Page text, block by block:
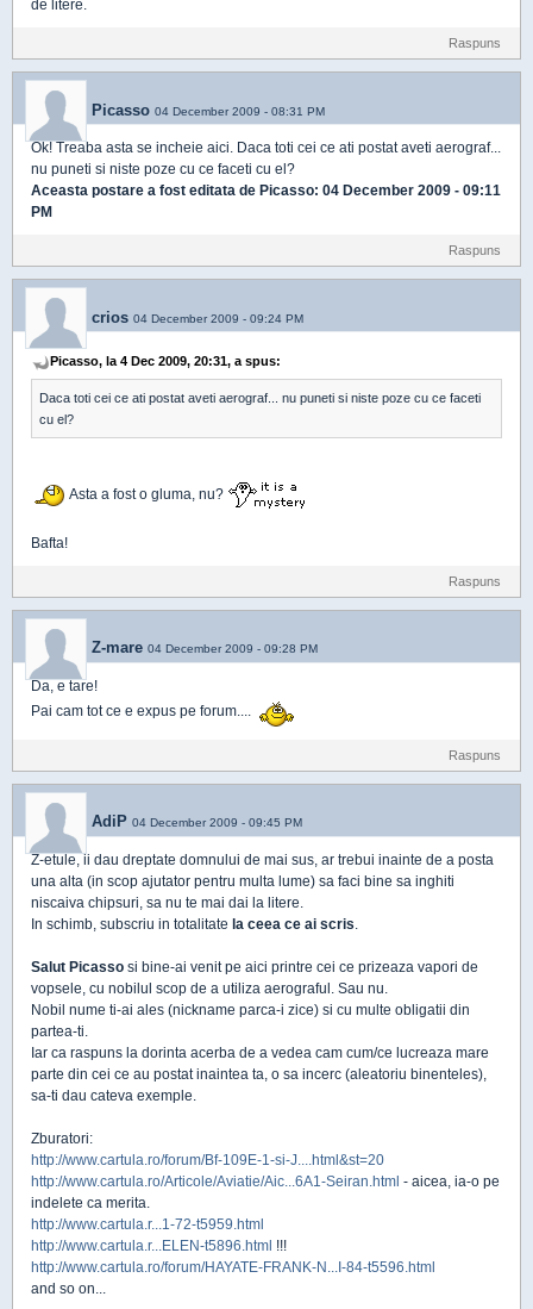
de litere.
Raspuns
Picasso 04 December 2009 - 08:31 PM
Ok! Treaba asta se incheie aici. Daca toti cei ce ati postat aveti aerograf...
nu puneti si niste poze cu ce faceti cu el?
Aceasta postare a fost editata de Picasso: 04 December 2009 - 09:11
PM
Raspuns
crios 04 December 2009 - 09:24 PM
Picasso, la 4 Dec 2009, 20:31, a spus:
Daca toti cei ce ati postat aveti aerograf... nu puneti si niste poze cu ce faceti
cu el?
Asta a fost o gluma, nu?
Bafta!
Raspuns
Z-mare 04 December 2009 - 09:28 PM
Da, e tare!
Pai cam tot ce e expus pe forum....
Raspuns
AdiP 04 December 2009 - 09:45 PM
Z-etule, ii dau dreptate domnului de mai sus, ar trebui inainte de a posta
una alta (in scop ajutator pentru multa lume) sa faci bine sa inghiti
niscaiva chipsuri, sa nu te mai dai la litere.
In schimb, subscriu in totalitate la ceea ce ai scris
Salut Picasso si bine-ai venit pe aici printre cei ce prizeaza vapori de
vopsele, cu nobilul scop de a utiliza aerograful. Sau nu.
Nobil nume ti-ai ales (nickname parca-i zice) si cu multe obligatii din
partea-ti.
Iar ca raspuns la dorinta acerba de a vedea cam cum/ce lucreaza mare
parte din cei ce au postat inaintea ta, o sa incerc (aleatoriu binenteles),
sa-ti dau cateva exemple.
Zburatori:
http://www.cartula.ro/forum/Bf-109E-1-si-J....html&st=20
http://www.cartula.ro/Articole/Aviatie/Aic...6A1-Seiran.html - aicea, ia-o pe
indelete ca merita.
http://www.cartula.r...1-72-t5959.html
http://www.cartula.r...ELEN-t5896.html !!!
http://www.cartula.ro/forum/HAYATE-FRANK-N...I-84-t5596.html
and so on...